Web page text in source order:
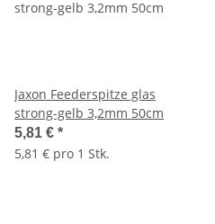
Jaxon Feederspitze glas
strong-gelb 3,2mm 50cm
5,81 € *
5,81 € pro 1 Stk.